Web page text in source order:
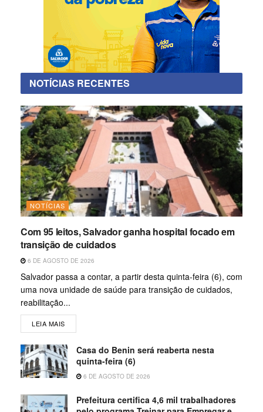
NOTÍCIAS RECENTES
NOTÍCIAS
Com 95 leitos, Salvador ganha hospital focado em
transição de cuidados
6 DE AGOSTO DE 2026
Salvador passa a contar, a partir desta quinta-feira (6), com
uma nova unidade de saúde para transição de cuidados,
reabilitação...
LEIA MAIS
Casa do Benin será reaberta nesta
quinta-feira (6)
6 DE AGOSTO DE 2026
Prefeitura certifica 4,6 mil trabalhadores